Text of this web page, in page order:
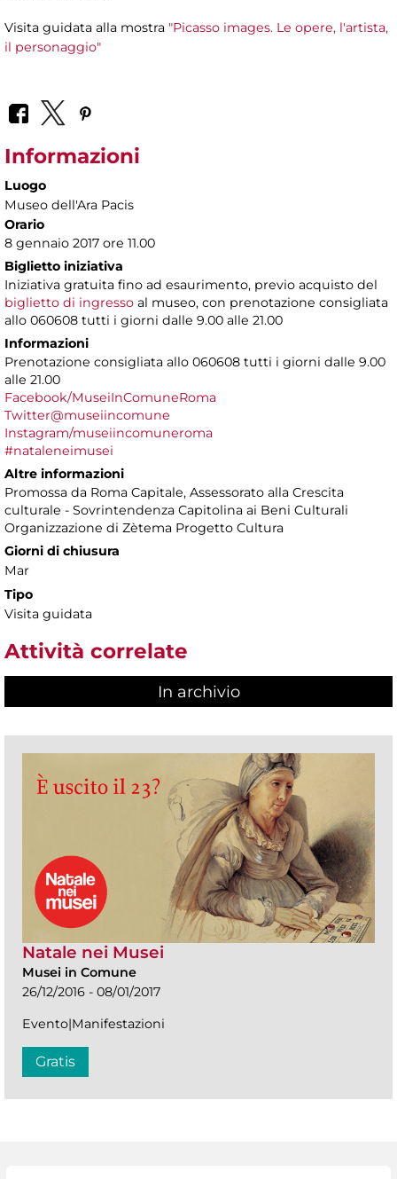
Visita guidata alla mostra "Picasso images. Le opere, l'artista,
il personaggio"
Informazioni
Luogo
Museo dell'Ara Pacis
Orario
8 gennaio 2017 ore 11.00
Biglietto iniziativa
Iniziativa gratuita fino ad esaurimento, previo acquisto del
biglietto di ingresso al museo, con prenotazione consigliata
allo 060608 tutti i giorni dalle 9.00 alle 21.00
Informazioni
Prenotazione consigliata allo 060608 tutti i giorni dalle 9.00
alle 21.00
Facebook/MuseiInComuneRoma
Twitter@museiincomune
Instagram/museiincomuneroma
#nataleneimusei
Altre informazioni
Promossa da Roma Capitale, Assessorato alla Crescita
culturale - Sovrintendenza Capitolina ai Beni Culturali
Organizzazione di Zètema Progetto Cultura
Giorni di chiusura
Mar
Tipo
Visita guidata
Attività correlate
In archivio
Natale nei Musei
Musei in Comune
26/12/2016 - 08/01/2017
Evento|Manifestazioni
Gratis